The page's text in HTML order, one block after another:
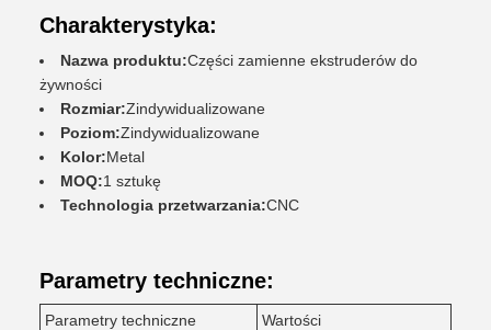
Charakterystyka:
Nazwa produktu:Części zamienne ekstruderów do
żywności
Rozmiar:Zindywidualizowane
Poziom:Zindywidualizowane
Kolor:Metal
MOQ:1 sztukę
Technologia przetwarzania:CNC
Parametry techniczne:
Parametry techniczne
Wartości